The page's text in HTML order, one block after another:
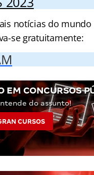
notícias do
se gratuitamente:
EM CONCURSOS
do assunto!
CURSOS